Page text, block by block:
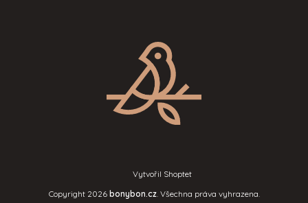
Vytvořil Shoptet
Copyright 2026 bonybon.cz. Všechna práva vyhrazena.